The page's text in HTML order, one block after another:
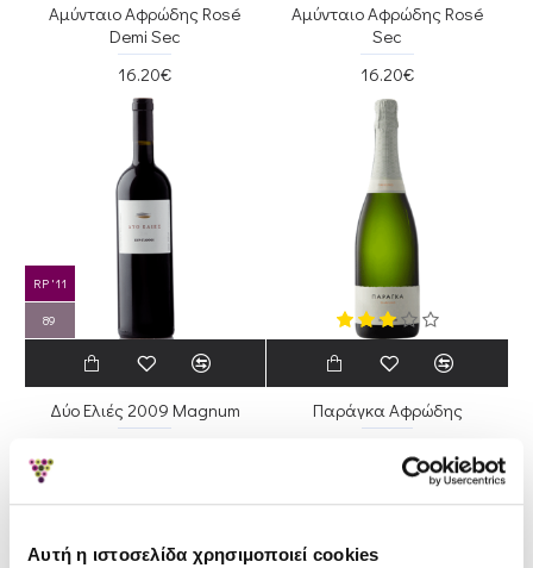
Αυτή η ιστοσελίδα χρησιμοποιεί cookies
Αμύνταιο Αφρώδης Rosé
Demi Sec
16.20€
Αμύνταιο Αφρώδης Rosé
Sec
16.20€
RP '11
89
Δύο Ελιές 2009 Magnum
Παράγκα Αφρώδης